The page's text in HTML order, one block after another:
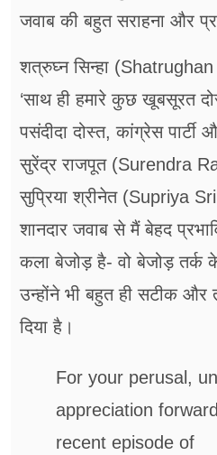
जवाब की बहुत सराहना और
शत्रुघ्न सिन्हा
‘साथ ही हमारे कुछ खूबसूरत
पसंदीदा दोस्त, कांग्रेस
सुरेंद्र राजपूत (Surendra
सुप्रिया श्रीनेत (Supriya
शानदार जवाब से मैं बेहद
कला बेजोड़ है- वो बेजोड़ तर्क
उन्होंने भी बहुत ही सटीक और
दिया है।
For your perusal,
appreciation
recent episode of